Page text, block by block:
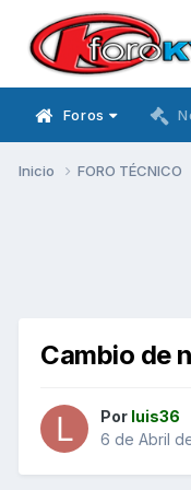
Foros
Inicio FORO TÉCNICO
Cambio de
Por luis36
6 de Abril